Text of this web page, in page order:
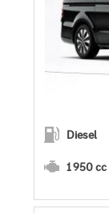
Diesel
1 950 cc